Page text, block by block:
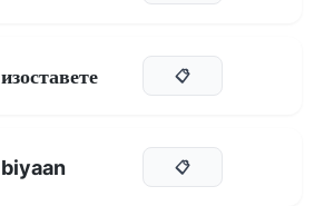
изоставете 📋
biyaan 📋